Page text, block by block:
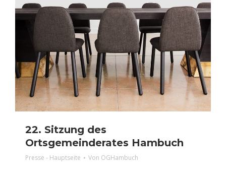
22. Sitzung des
Ortsgemeinderates Hambuch
Presse - Hauptseite Von OGHambuch